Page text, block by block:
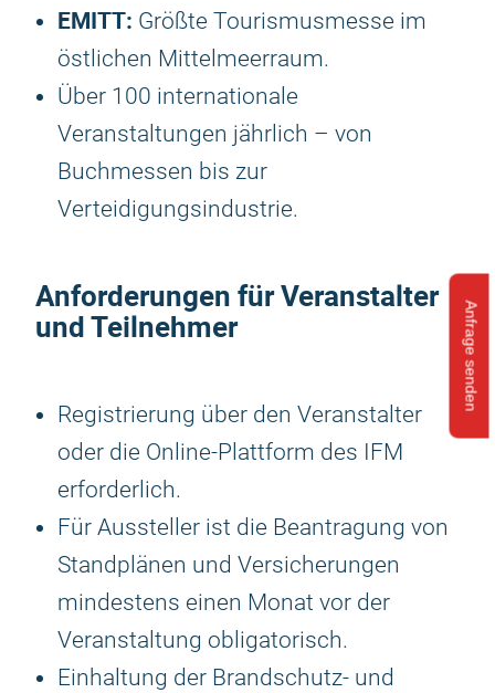
Anfrage senden
EMITT: Größte Tourismusmesse im
östlichen Mittelmeerraum.
Über 100 internationale
Veranstaltungen jährlich – von
Buchmessen bis zur
Verteidigungsindustrie.
Anforderungen für Veranstalter
und Teilnehmer
Registrierung über den Veranstalter
oder die Online-Plattform des IFM
erforderlich.
Für Aussteller ist die Beantragung von
Standplänen und Versicherungen
mindestens einen Monat vor der
Veranstaltung obligatorisch.
Einhaltung der Brandschutz- und